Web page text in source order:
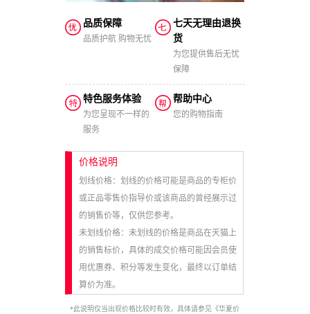
品质保障
品质护航 购物无忧
七天无理由退换
货
为您提供售后无忧
保障
特色服务体验
为您呈现不一样的
服务
帮助中心
您的购物指南
价格说明
划线价格：划线的价格可能是商品的专柜价
或正品零售价指导价或该商品的曾经展示过
的销售价等，仅供您参考。
未划线价格：未划线的价格是商品在天猫上
的销售标价，具体的成交价格可能因会员使
用优惠券、积分等发生变化，最终以订单结
算价为准。
*此说明仅当出现价格比较时有效，具体请参见《华夏价